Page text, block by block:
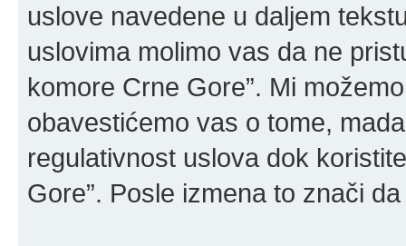
uslove navedene u daljem
uslovima molimo vas da ne
komore Crne Gore”. Mi
obavestićemo vas o tome,
regulativnost uslova dok
Gore”. Posle izmena to znači